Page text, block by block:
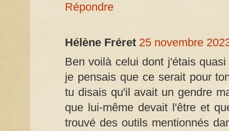
Répondre
Hélène Fréret 25 novembre
Ben voilà celui dont j'étais
je pensais que ce serait pour
tu disais qu'il avait un gendre
que lui-même devait l'être et
trouvé des outils mentionnés